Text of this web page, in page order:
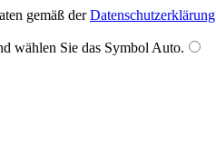
gemäß derDatenschutzerklärung
wählen Sie das Symbol Auto.